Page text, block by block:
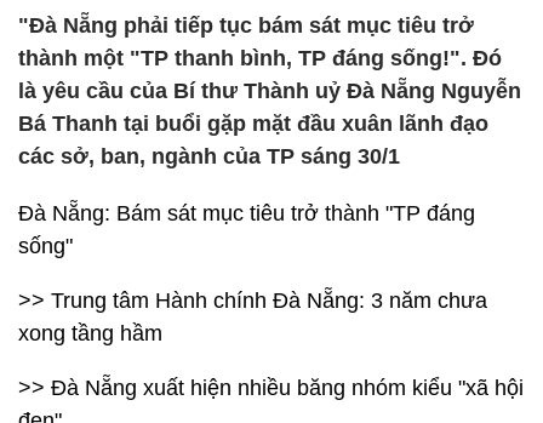
"Đà Nẵng phải tiếp tục bám sát mục tiêu trở
thành một "TP thanh bình, TP đáng sống!". Đó
là yêu cầu của Bí thư Thành uỷ Đà Nẵng Nguyễn
Bá Thanh tại buổi gặp mặt đầu xuân lãnh đạo
các sở, ban, ngành của TP sáng 30/1
Đà Nẵng: Bám sát mục tiêu trở thành "TP đáng
sống"
>> Trung tâm Hành chính Đà Nẵng: 3 năm chưa
xong tầng hầm
>> Đà Nẵng xuất hiện nhiều băng nhóm kiểu "xã hội